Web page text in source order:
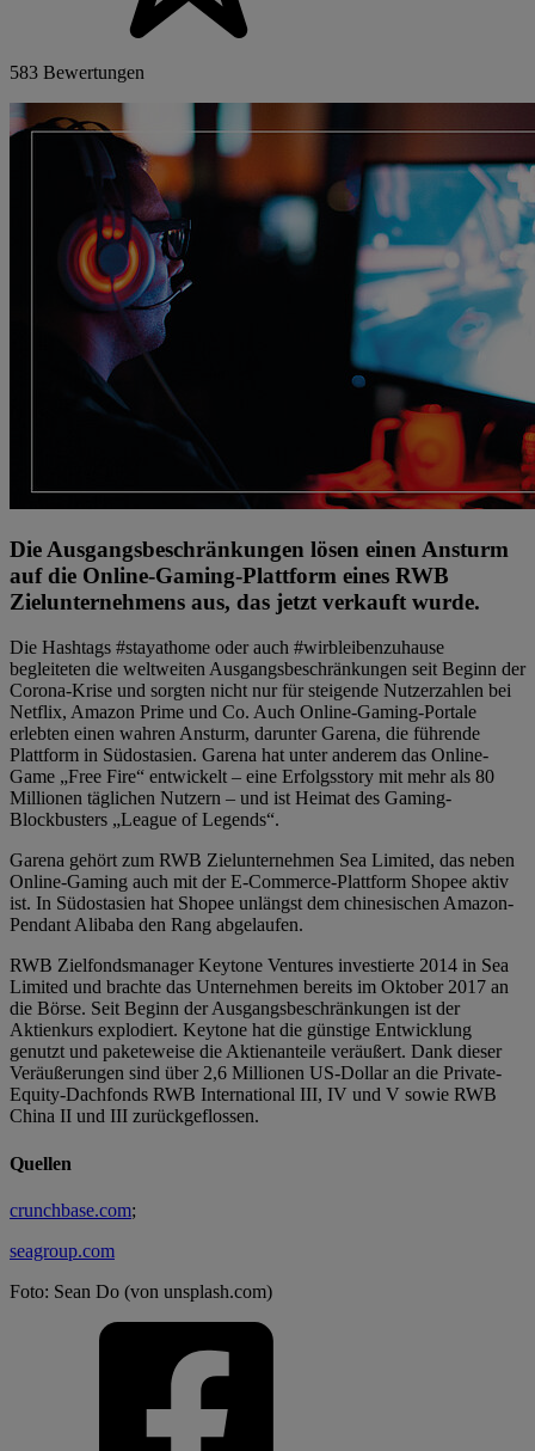
583 Bewertungen
Die Ausgangsbeschränkungen lösen einen Ansturm
auf die Online-Gaming-Plattform eines RWB
Zielunternehmens aus, das jetzt verkauft wurde.
Die Hashtags #stayathome oder auch #wirbleibenzuhause
begleiteten die weltweiten Ausgangsbeschränkungen seit Beginn der
Corona-Krise und sorgten nicht nur für steigende Nutzerzahlen bei
Netflix, Amazon Prime und Co. Auch Online-Gaming-Portale
erlebten einen wahren Ansturm, darunter Garena, die führende
Plattform in Südostasien. Garena hat unter anderem das Online-
Game „Free Fire“ entwickelt – eine Erfolgsstory mit mehr als 80
Millionen täglichen Nutzern – und ist Heimat des Gaming-
Blockbusters „League of Legends“.
Garena gehört zum RWB Zielunternehmen Sea Limited, das neben
Online-Gaming auch mit der E-Commerce-Plattform Shopee aktiv
ist. In Südostasien hat Shopee unlängst dem chinesischen Amazon-
Pendant Alibaba den Rang abgelaufen.
RWB Zielfondsmanager Keytone Ventures investierte 2014 in Sea
Limited und brachte das Unternehmen bereits im Oktober 2017 an
die Börse. Seit Beginn der Ausgangsbeschränkungen ist der
Aktienkurs explodiert. Keytone hat die günstige Entwicklung
genutzt und paketeweise die Aktienanteile veräußert. Dank dieser
Veräußerungen sind über 2,6 Millionen US-Dollar an die Private-
Equity-Dachfonds RWB International III, IV und V sowie RWB
China II und III zurückgeflossen.
Quellen
crunchbase.com;
seagroup.com
Foto: Sean Do (von unsplash.com)